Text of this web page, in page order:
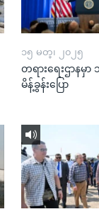
၁၅ မတ္၊ ၂၀၂၅
တရားရေးဌာနမှာ
မိန့်ခွန်းပြော